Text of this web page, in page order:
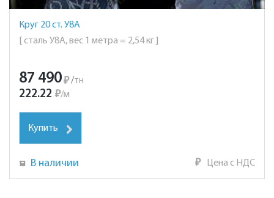
Круг 20 ст. У8А
[ сталь У8А, вес 1 метра = 2,54 кг ]
87 490₽ /тн
222.22 ₽/м
Купить
В наличии ₽ Цена с НДС